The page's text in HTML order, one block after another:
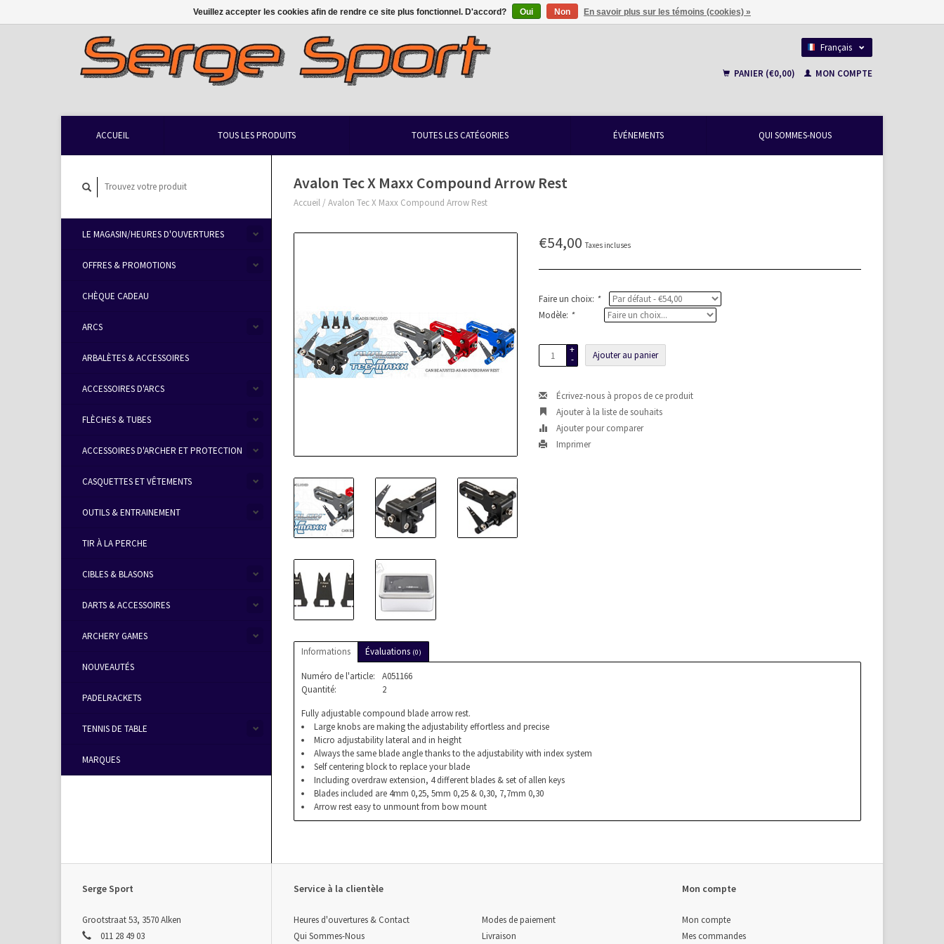
Français
PANIER (€0,00)
MON COMPTE
ACCUEIL TOUS LES PRODUITS TOUTES LES CATÉGORIES ÉVÉNEMENTS QUI SOMMES-NOUS
LE MAGASIN/HEURES D'OUVERTURES
OFFRES & PROMOTIONS
CHÈQUE CADEAU
ARCS
ARBALÈTES & ACCESSOIRES
ACCESSOIRES D'ARCS
FLÈCHES & TUBES
ACCESSOIRES D'ARCHER ET PROTECTION
CASQUETTES ET VÊTEMENTS
OUTILS & ENTRAINEMENT
TIR À LA PERCHE
CIBLES & BLASONS
DARTS & ACCESSOIRES
ARCHERY GAMES
NOUVEAUTÉS
PADELRACKETS
TENNIS DE TABLE
MARQUES
Avalon Tec X Maxx Compound Arrow Rest
Accueil / Avalon Tec X Maxx Compound Arrow Rest
€54,00Taxes incluses
Faire un choix: *
Modèle: *
+
-
Ajouter au panier
Écrivez-nous à propos de ce produit
Ajouter à la liste de souhaits
Ajouter pour comparer
Imprimer
Informations Évaluations (0)
Numéro de l'article:
A051166
Quantité:
2
Fully adjustable compound blade arrow rest.
Large knobs are making the adjustability effortless and precise
Micro adjustability lateral and in height
Always the same blade angle thanks to the adjustability with index system
Self centering block to replace your blade
Including overdraw extension, 4 different blades & set of allen keys
Blades included are 4mm 0,25, 5mm 0,25 & 0,30, 7,7mm 0,30
Arrow rest easy to unmount from bow mount
Serge Sport
Grootstraat 53, 3570 Alken
011 28 49 03
Service à la clientèle
Heures d'ouvertures & Contact
Qui Sommes-Nous
Modes de paiement
Livraison
Mon compte
Mon compte
Mes commandes
Veuillez accepter les cookies afin de rendre ce site plus fonctionnel. D'accord? Oui Non En savoir plus sur les témoins (cookies) »